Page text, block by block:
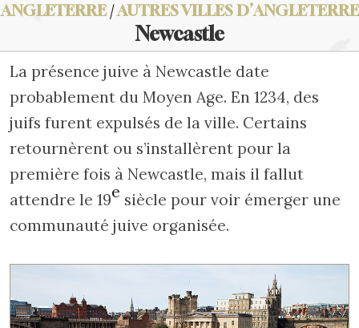
ANGLETERRE/AUTRES VILLES D’ANGLETERRE
Newcastle
La présence juive à Newcastle date
probablement du Moyen Age. En 1234, des
juifs furent expulsés de la ville. Certains
retournèrent ou s’installèrent pour la
première fois à Newcastle, mais il fallut
attendre le 19e siècle pour voir émerger une
communauté juive organisée.